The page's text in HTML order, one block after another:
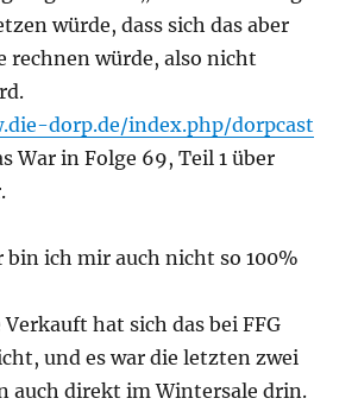
würde, dass sich das aber
rechnen würde, also nicht
dorp.de/index.php/dorpcast
War in Folge 69, Teil 1 über
bin ich mir auch nicht so 100%
hat sich das bei FFG
und es war die letzten zwei
auch direkt im Wintersale drin.